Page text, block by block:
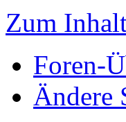
Zum
Foren-
Ändere